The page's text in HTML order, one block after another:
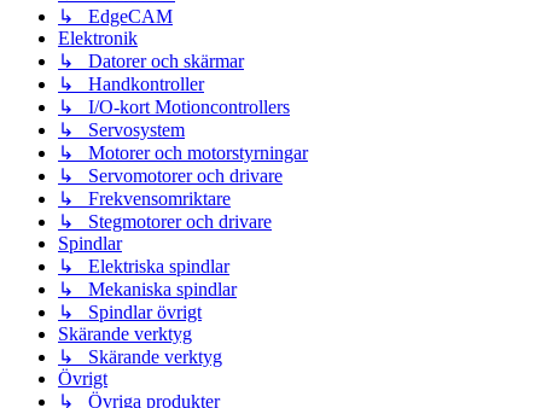
↳ EdgeCAM
Elektronik
↳ Datorer och skärmar
↳ Handkontroller
↳ I/O-kort Motioncontrollers
↳ Servosystem
↳ Motorer och motorstyrningar
↳ Servomotorer och drivare
↳ Frekvensomriktare
↳ Stegmotorer och drivare
Spindlar
↳ Elektriska spindlar
↳ Mekaniska spindlar
↳ Spindlar övrigt
Skärande verktyg
↳ Skärande verktyg
Övrigt
↳ Övriga produkter